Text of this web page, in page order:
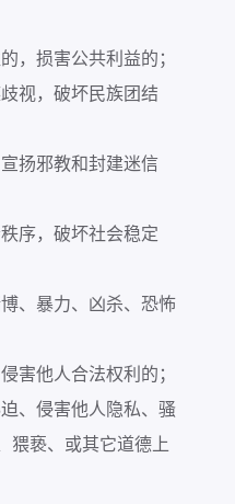
，损害公共利益的；
视，破坏民族团结
扬邪教和封建迷信
序，破坏社会稳定
、暴力、凶杀、恐怖
害他人合法权利的；
、侵害他人隐私、骚
猥亵、或其它道德上